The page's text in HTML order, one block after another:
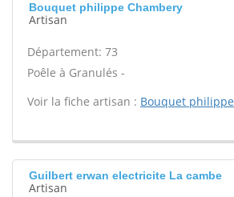
Bouquet philippe Chambery
Artisan
Département: 73
Poêle à Granulés -
Voir la fiche artisan : Bouquet philippe
Guilbert erwan electricite La cambe
Artisan